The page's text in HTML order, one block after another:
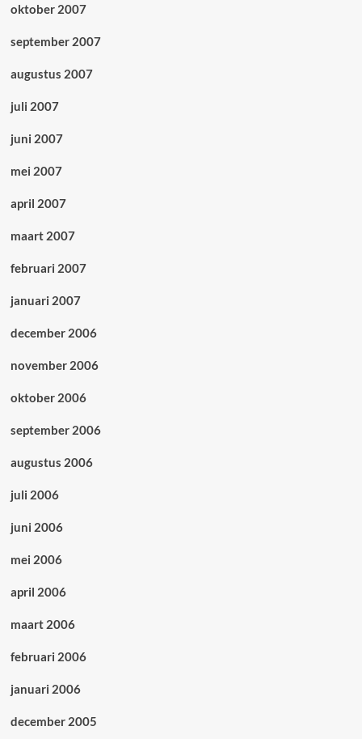
oktober 2007
september 2007
augustus 2007
juli 2007
juni 2007
mei 2007
april 2007
maart 2007
februari 2007
januari 2007
december 2006
november 2006
oktober 2006
september 2006
augustus 2006
juli 2006
juni 2006
mei 2006
april 2006
maart 2006
februari 2006
januari 2006
december 2005